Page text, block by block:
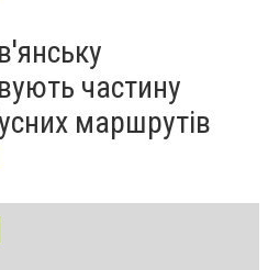
частину
маршрутів